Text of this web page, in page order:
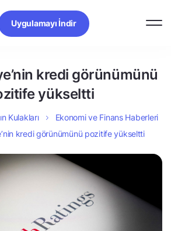
Uygulamayı İndir
kredi görünümünü
yükseltti
Kulakları
Ekonomi ve Finans Haberleri
kredi görünümünü pozitife yükseltti